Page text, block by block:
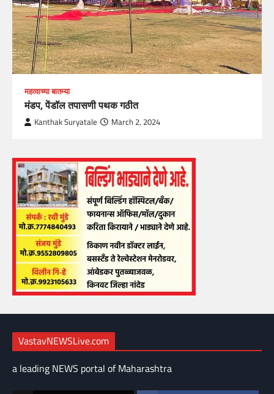
महत्वाच्या बातम्या
मंडप, पेंडॉल तपासणी पथक गठीत
Kanthak Suryatale March 2, 2024
VastavNEWSLive.com
a leading NEWS portal of Maharashtra